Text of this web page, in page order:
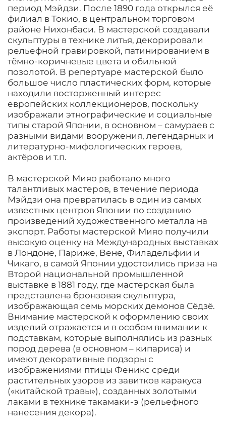
период Мэйдзи. После 1890 года открылся еë
филиал в Токио, в центральном торговом
районе Нихонбаси. В мастерской создавали
скульптуры в технике литья, декорировали
рельефной гравировкой, патинированием в
тëмно-коричневые цвета и обильной
позолотой. В репертуаре мастерской было
большое число пластических форм, которые
находили восторженный интерес
европейских коллекционеров, поскольку
изображали этнографические и социальные
типы старой Японии, в основном – самураев с
разными видами вооружения, легендарных и
литературно-мифологических героев,
актëров и т.п.
В мастерской Мияо работало много
талантливых мастеров, в течение периода
Мэйдзи она превратилась в один из самых
известных центров Японии по созданию
произведений художественного металла на
экспорт. Работы мастерской Мияо получили
высокую оценку на Международных выставках
в Лондоне, Париже, Вене, Филадельфии и
Чикаго, в самой Японии удостоились приза на
Второй национальной промышленной
выставке в 1881 году, где мастерская была
представлена бронзовая скульптура,
изображающая семь морских демонов Сëдзë.
Внимание мастерской к оформлению своих
изделий отражается и в особом внимании к
подставкам, которые выполнялись из разных
пород дерева (в основном – кипариса) и
имеют декоративные подзоры с
изображениями птицы Феникс среди
растительных узоров из завитков каракуса
(«китайской травы»), созданных золотыми
лаками в технике такамаки-э (рельефного
нанесения декора).